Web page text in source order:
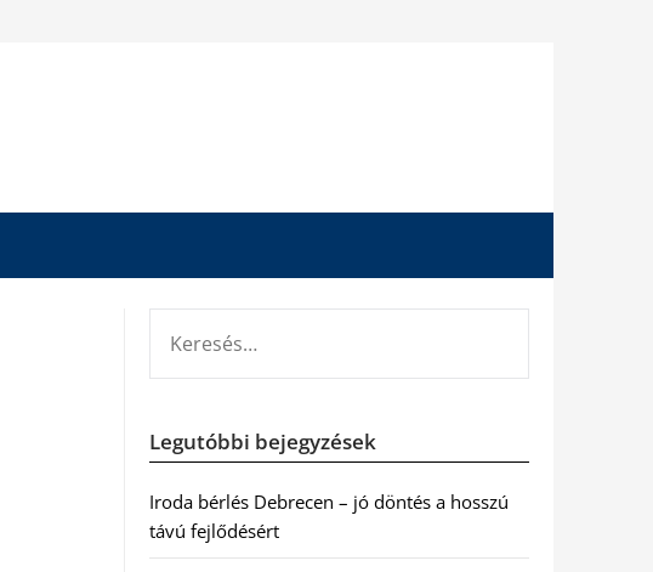
Legutóbbi bejegyzések
Iroda bérlés Debrecen – jó döntés a hosszú
távú fejlődésért